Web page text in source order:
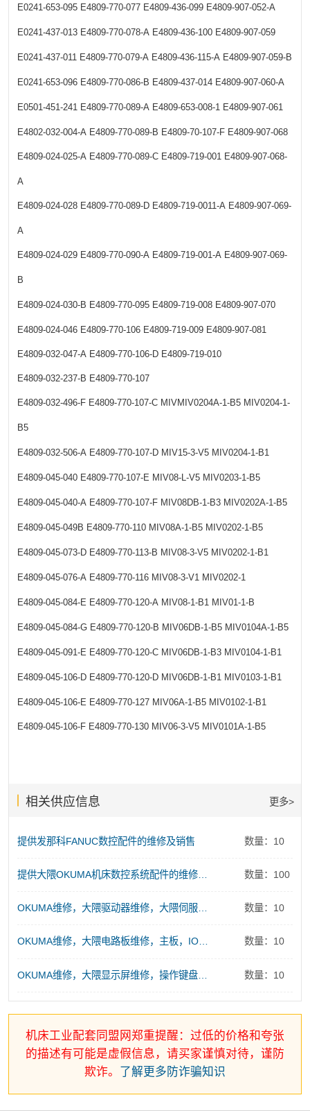
E0241-653-095 E4809-770-077 E4809-436-099 E4809-907-052-A
E0241-437-013 E4809-770-078-A E4809-436-100 E4809-907-059
E0241-437-011 E4809-770-079-A E4809-436-115-A E4809-907-059-B
E0241-653-096 E4809-770-086-B E4809-437-014 E4809-907-060-A
E0501-451-241 E4809-770-089-A E4809-653-008-1 E4809-907-061
E4802-032-004-A E4809-770-089-B E4809-70-107-F E4809-907-068
E4809-024-025-A E4809-770-089-C E4809-719-001 E4809-907-068-
A
E4809-024-028 E4809-770-089-D E4809-719-0011-A E4809-907-069-
A
E4809-024-029 E4809-770-090-A E4809-719-001-A E4809-907-069-
B
E4809-024-030-B E4809-770-095 E4809-719-008 E4809-907-070
E4809-024-046 E4809-770-106 E4809-719-009 E4809-907-081
E4809-032-047-A E4809-770-106-D E4809-719-010
E4809-032-237-B E4809-770-107
E4809-032-496-F E4809-770-107-C MIVMIV0204A-1-B5 MIV0204-1-
B5
E4809-032-506-A E4809-770-107-D MIV15-3-V5 MIV0204-1-B1
E4809-045-040 E4809-770-107-E MIV08-L-V5 MIV0203-1-B5
E4809-045-040-A E4809-770-107-F MIV08DB-1-B3 MIV0202A-1-B5
E4809-045-049B E4809-770-110 MIV08A-1-B5 MIV0202-1-B5
E4809-045-073-D E4809-770-113-B MIV08-3-V5 MIV0202-1-B1
E4809-045-076-A E4809-770-116 MIV08-3-V1 MIV0202-1
E4809-045-084-E E4809-770-120-A MIV08-1-B1 MIV01-1-B
E4809-045-084-G E4809-770-120-B MIV06DB-1-B5 MIV0104A-1-B5
E4809-045-091-E E4809-770-120-C MIV06DB-1-B3 MIV0104-1-B1
E4809-045-106-D E4809-770-120-D MIV06DB-1-B1 MIV0103-1-B1
E4809-045-106-E E4809-770-127 MIV06A-1-B5 MIV0102-1-B1
E4809-045-106-F E4809-770-130 MIV06-3-V5 MIV0101A-1-B5
相关供应信息 更多>
提供发那科FANUC数控配件的维修及销售 数量：10
提供大隈OKUMA机床数控系统配件的维修及销售服务 数量：100
OKUMA维修，大隈驱动器维修，大隈伺服电源维修 数量：10
OKUMA维修，大隈电路板维修，主板，IO板、存储板、控制板维修 数量：10
OKUMA维修，大隈显示屏维修，操作键盘维修 数量：10
机床工业配套同盟网郑重提醒：过低的价格和夸张
的描述有可能是虚假信息，请买家谨慎对待，谨防
欺诈。 了解更多防诈骗知识